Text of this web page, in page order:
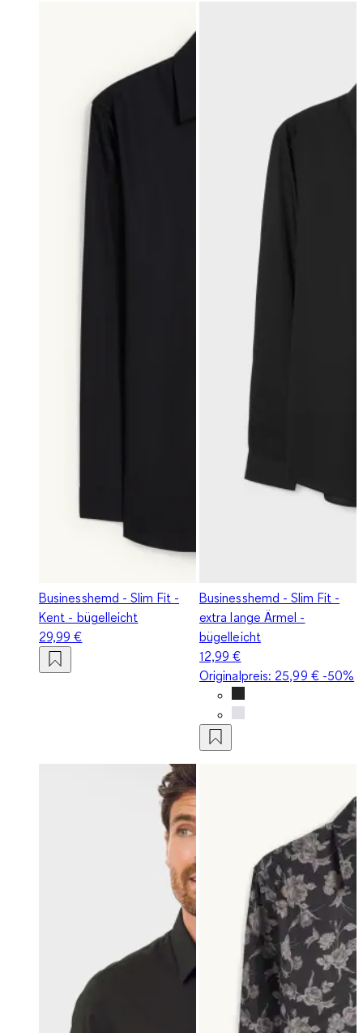
Businesshemd - Slim Fit -
Kent - bügelleicht
29,99 €
Businesshemd - Slim Fit -
extra lange Ärmel -
bügelleicht
12,99 €
Originalpreis: 25,99 €-50%